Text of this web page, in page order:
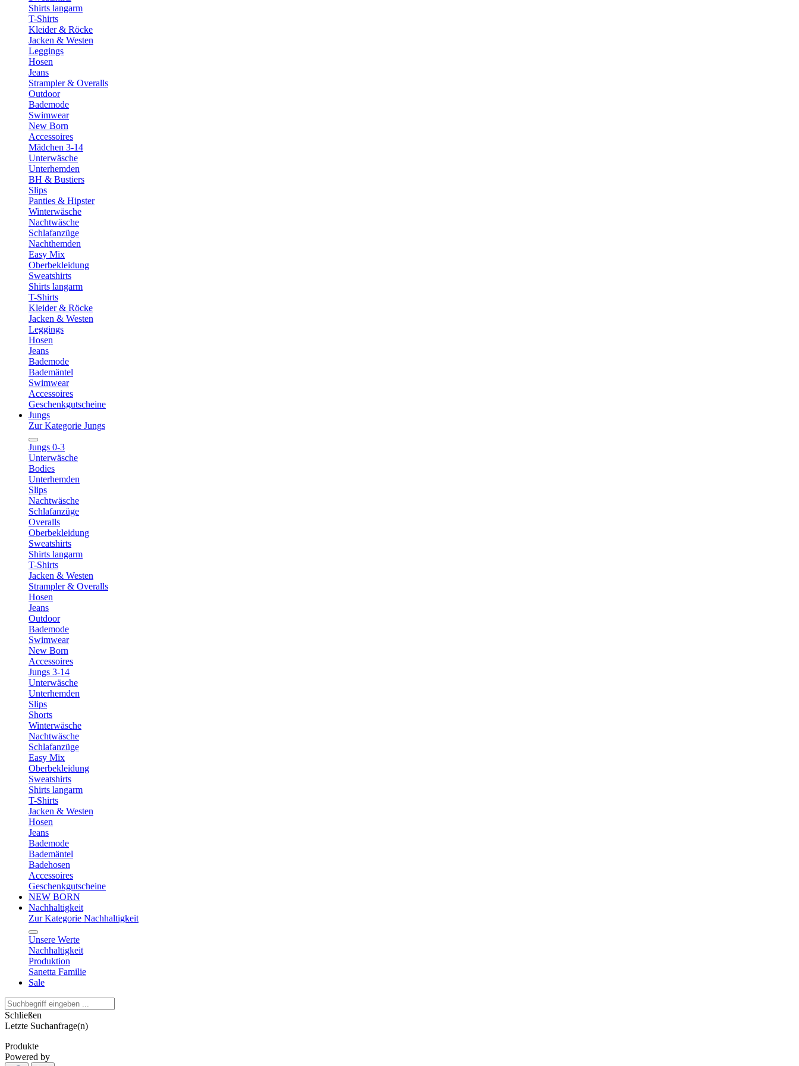
Shirts langarm
T-Shirts
Kleider & Röcke
Jacken & Westen
Leggings
Hosen
Jeans
Strampler & Overalls
Outdoor
Bademode
Swimwear
New Born
Accessoires
Mädchen 3-14
Unterwäsche
Unterhemden
BH & Bustiers
Slips
Panties & Hipster
Winterwäsche
Nachtwäsche
Schlafanzüge
Nachthemden
Easy Mix
Oberbekleidung
Sweatshirts
Shirts langarm
T-Shirts
Kleider & Röcke
Jacken & Westen
Leggings
Hosen
Jeans
Bademode
Bademäntel
Swimwear
Accessoires
Geschenkgutscheine
Jungs
Zur Kategorie Jungs
Jungs 0-3
Unterwäsche
Bodies
Unterhemden
Slips
Nachtwäsche
Schlafanzüge
Overalls
Oberbekleidung
Sweatshirts
Shirts langarm
T-Shirts
Jacken & Westen
Strampler & Overalls
Hosen
Jeans
Outdoor
Bademode
Swimwear
New Born
Accessoires
Jungs 3-14
Unterwäsche
Unterhemden
Slips
Shorts
Winterwäsche
Nachtwäsche
Schlafanzüge
Easy Mix
Oberbekleidung
Sweatshirts
Shirts langarm
T-Shirts
Jacken & Westen
Hosen
Jeans
Bademode
Bademäntel
Badehosen
Accessoires
Geschenkgutscheine
NEW BORN
Nachhaltigkeit
Zur Kategorie Nachhaltigkeit
Unsere Werte
Nachhaltigkeit
Produktion
Sanetta Familie
Sale
Schließen
Letzte Suchanfrage(n)
Produkte
Powered by